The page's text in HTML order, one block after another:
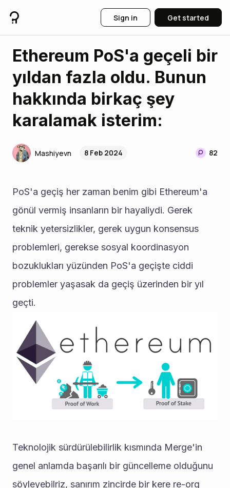
Sign in Get started
Ethereum PoS'a geçeli bir
yıldan fazla oldu. Bunun
hakkında birkaç şey
karalamak isterim:
Mashiyevn 8 Feb 2024 82
PoS'a geçiş her zaman benim gibi Ethereum'a
gönül vermiş insanların bir hayaliydi. Gerek
teknik yetersizlikler, gerek uygun konsensus
problemleri, gerekse sosyal koordinasyon
bozuklukları yüzünden PoS'a geçişte ciddi
problemler yaşasak da geçiş üzerinden bir yıl
geçti.
Teknolojik sürdürülebilirlik kısmında Merge'in
genel anlamda başarılı bir güncelleme olduğunu
söyleyebilriz, sanırım zincirde bir kere re-org